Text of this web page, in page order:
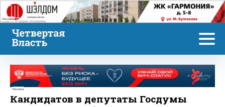
Реклама
Реклама
Кандидатов в депутаты Госдумы